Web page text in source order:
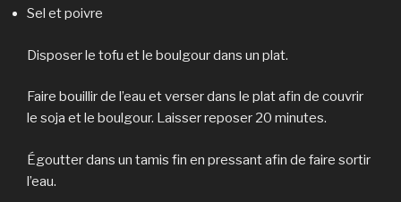
Sel et poivre
Disposer le tofu et le boulgour dans un plat.
Faire bouillir de l’eau et verser dans le plat afin de couvrir
le soja et le boulgour. Laisser reposer 20 minutes.
Égoutter dans un tamis fin en pressant afin de faire sortir
l’eau.